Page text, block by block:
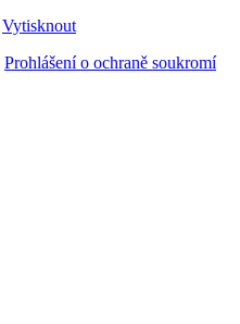
Vytisknout
Prohlášení o ochraně soukromí